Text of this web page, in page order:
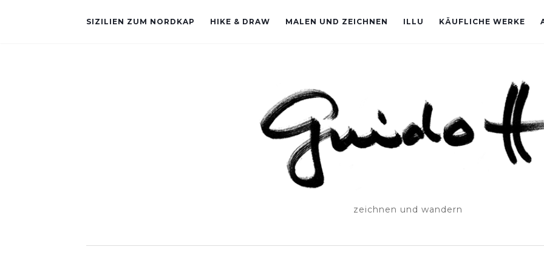
SIZILIEN ZUM NORDKAP HIKE & DRAW MALEN UND ZEICHNEN ILLU KÄUFLICHE WERKE
zeichnen und wandern